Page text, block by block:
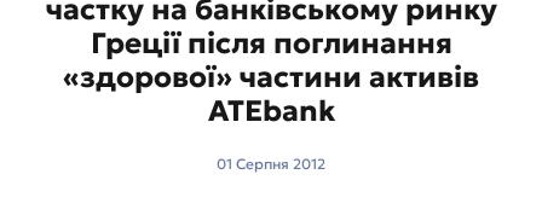
частку на банківському ринку
Греції після поглинання
«здорової» частини активів
ATEbank
01 Серпня 2012